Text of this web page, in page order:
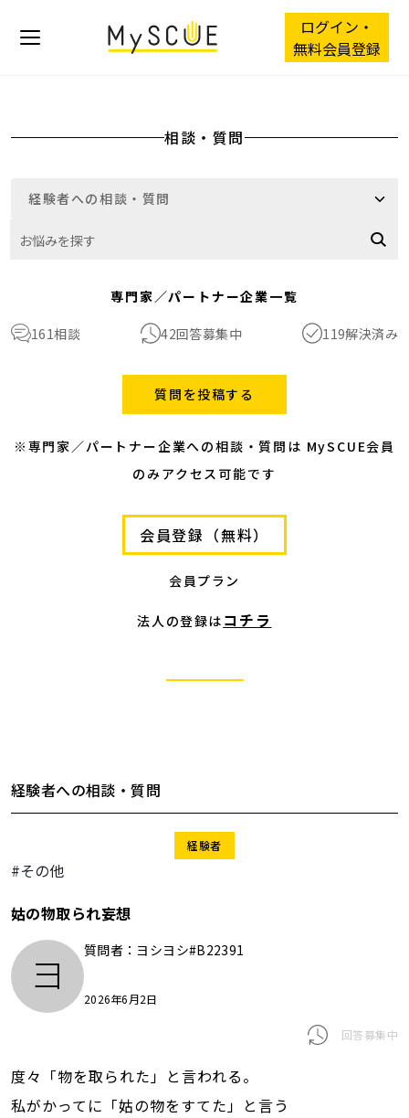
ログイン・
無料会員登録
相談・質問
専門家／パートナー企業一覧
161相談 42回答募集中 119解決済み
質問を投稿する
※専門家／パートナー企業への相談・質問は MySCUE会員
のみアクセス可能です
会員登録（無料）
会員プラン
法人の登録は コチラ
経験者への相談・質問
経験者
#その他
姑の物取られ妄想
ヨ 質問者： ヨシヨシ#B22391
2026年6月2日
回答募集中
度々「物を取られた」と言われる。
私がかってに「姑の物をすてた」と言う